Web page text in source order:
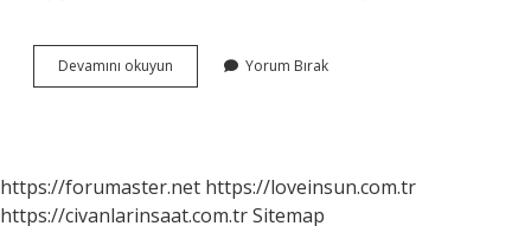
Devamını okuyun Pantene
Bukle
Yorum Bırak
https://forumaster.net https://loveinsun.com.tr
https://civanlarinsaat.com.trSitemap